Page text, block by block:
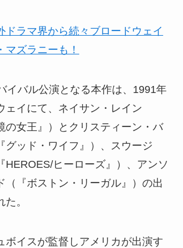
ドラマ界から続々ブロードウェイ
ズラニーも！
イバル公演となる本作は、1991年
ェイにて、ネイサン・レイン
の女王』）とクリスティーン・バ
グッド・ワイフ』）、スウージ
HEROES/ヒーローズ』）、アンソ
（『ボストン・リーガル』）の出
。
ボイスが監督しアメリカが出演す